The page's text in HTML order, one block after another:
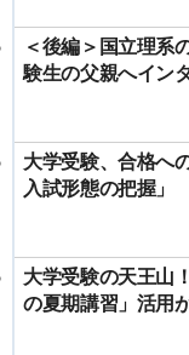
＜後編＞国立理系
験生の父親へイン
大学受験、合格へ
入試形態の把握」
大学受験の天王山
の夏期講習」活用